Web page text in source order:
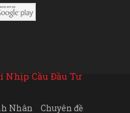
Nhịp Cầu Đầu Tư
Nhân Chuyên đề